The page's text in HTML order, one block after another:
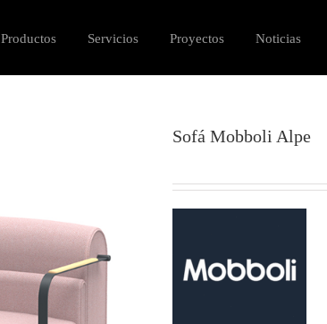
Productos Servicios Proyectos Noticias
Sofá Mobboli Alpe